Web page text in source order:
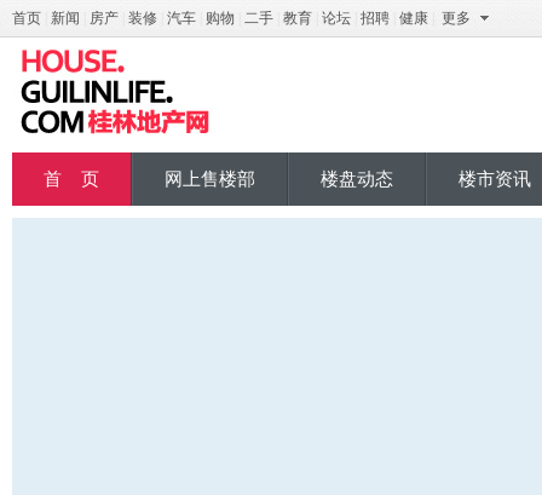
首页 新闻 房产 装修 汽车 购物 二手 教育 论坛 招聘 健康 更多
首 页 网上售楼部 楼盘动态 楼市资讯